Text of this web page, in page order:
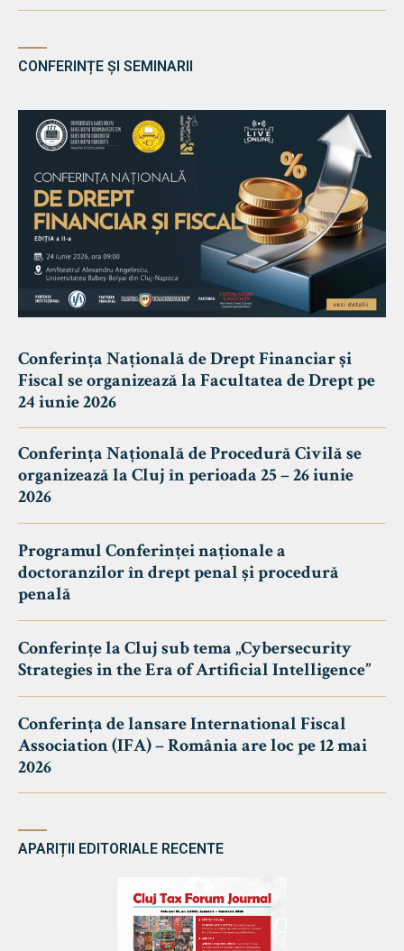
CONFERINȚE ȘI SEMINARII
Conferința Națională de Drept Financiar și
Fiscal se organizează la Facultatea de Drept pe
24 iunie 2026
Conferința Națională de Procedură Civilă se
organizează la Cluj în perioada 25 – 26 iunie
2026
Programul Conferinței naționale a
doctoranzilor în drept penal și procedură
penală
Conferințe la Cluj sub tema „Cybersecurity
Strategies in the Era of Artificial Intelligence”
Conferința de lansare International Fiscal
Association (IFA) – România are loc pe 12 mai
2026
APARIȚII EDITORIALE RECENTE